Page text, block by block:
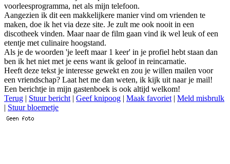
voorleesprogramma, net als mijn telefoon.
Aangezien ik dit een makkelijkere manier vind om vrienden te
maken, doe ik het via deze site. Je zult me ook nooit in een
discotheek vinden. Maar naar de film gaan vind ik wel leuk of een
etentje met culinaire hoogstand.
Als je de woorden 'je leeft maar 1 keer' in je profiel hebt staan dan
ben ik het niet met je eens want ik geloof in reincarnatie.
Heeft deze tekst je interesse gewekt en zou je willen mailen voor
een vriendschap? Laat het me dan weten, ik kijk uit naar je mail!
Een berichtje in mijn gastenboek is ook altijd welkom!
Terug | Stuur bericht | Geef knipoog | Maak favoriet | Meld misbrulk
| Stuur bloemetje